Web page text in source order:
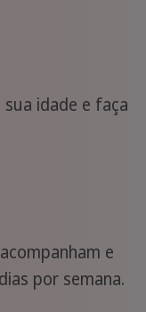
idade e faça
e
por semana.